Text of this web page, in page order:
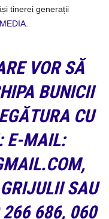
tinerei generații
VOR SĂ
BUNICII
CU
E-MAIL:
SAU
266 686, 060